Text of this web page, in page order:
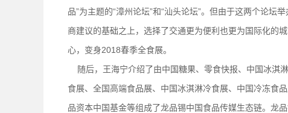
品”为主题的“漳州论坛”和“汕头论坛”。但由于这两个论
商建议的基础之上，选择了交通更为便利也更为国际化的
心，变身2018春季全食展。
随后，王海宁介绍了由中国糖果、零食快报、中国冰淇
食展、全国高端食品展、中国冰淇淋冷食展、中国冷冻食
品资本中国基金等组成了龙品锡中国食品传媒生态链。龙